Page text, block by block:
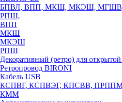
БПВЛ, ВПП, МКШ, МКЭШ,
РПШ,
ВПП
МКШ
МКЭШ
РПШ
Декоративный (ретро) для
Ретропровод BIRONI
Кабель USB
КСПВГ, КСПВЭГ, КПСВВ,
КММ